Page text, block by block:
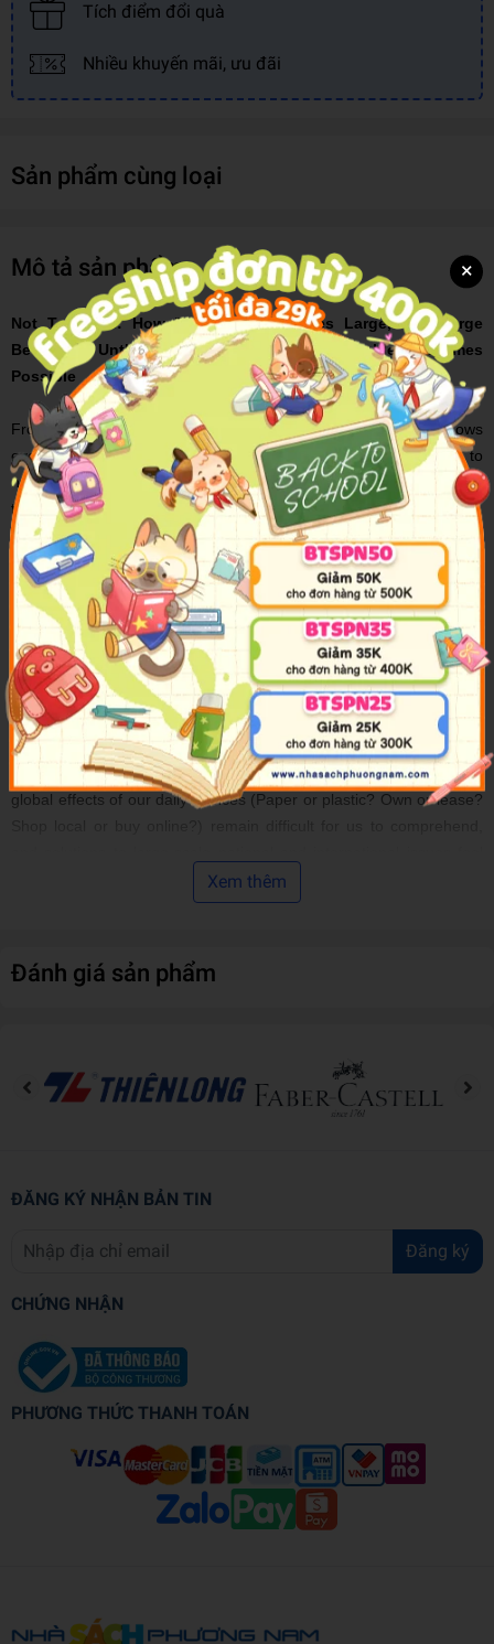
Tích điểm đổi quà
Nhiều khuyến mãi, ưu đãi
Sản phẩm cùng loại
Mô tả sản phẩm
Not To Scale: How The Small Becomes Large, The Large
Becomes Unthinkable, And The Unthinkable Becomes
Possible
From small decisions that paralyze us to big data that knows
everything about us,
Not to Scaleis a thought-provoking guide to
navigating the surprising complexities of a networked age when the
things that are now shaping experience have no weight or size.
The dictionary defines "scale" as a range of numbers, used as a
system to measure or compare things. We use this concept in
every aspect of our lives-it is essential to innovation, helps us weigh
options, and shapes our understanding of the impact of our actions.
InNot to Scale, Jamer Hunt investigates the complications of scale
in the digital age, highlighting an interesting paradox: We now have
a world of information at our fingertips, yet ironically the more
informed we have become, the more overwhelmed we feel. The
global effects of our daily choices (Paper or plastic? Own or lease?
logic of scale and provides readers with survival skills for the
twenty-first century. By taking massive problems and shrinking
is a fascinating and
empowering guide to comprehending and navigating the high
Xem thêm
Đánh giá sản phẩm
ĐĂNG KÝ NHẬN BẢN TIN
Đăng ký
CHỨNG NHẬN
PHƯƠNG THỨC THANH TOÁN
×